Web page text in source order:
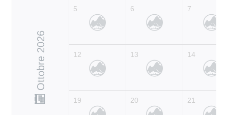
Ottobre 2026
5
12
19
6
13
20
7
14
21